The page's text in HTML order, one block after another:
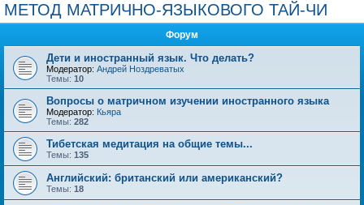
МЕТОД МАТРИЧНО-ЯЗЫКОВОГО ТАЙ-ЧИ
Форум
Дети и иностранный язык. Что делать?
Модератор: Андрей Ноздреватых
Темы: 10
Вопросы о матричном изучении иностранного языка
Модератор: Кьяра
Темы: 282
Тибетская медитация на общие темы...
Темы: 135
Английский: британский или американский?
Темы: 18